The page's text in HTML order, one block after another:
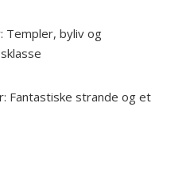
Templer, byliv og
Fantastiske strande og et